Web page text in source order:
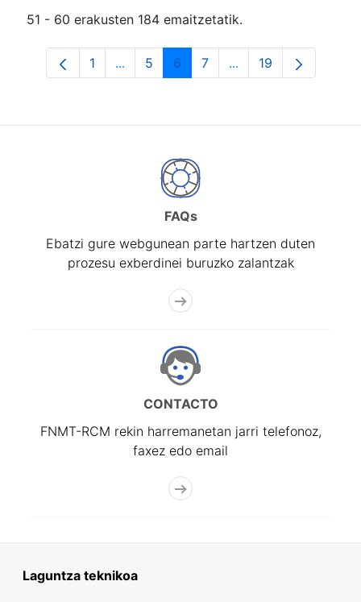
51 - 60 erakusten 184 emaitzetatik.
Orrialdea
1 ...Intermediate Pages Use TAB to
Orrialdea
5 Orrialdea
6 Orrialdea
7 ...Intermediate Pages
Orrialdea
19
FAQs
Ebatzi gure webgunean parte hartzen duten
prozesu exberdinei buruzko zalantzak
CONTACTO
FNMT-RCM rekin harremanetan jarri telefonoz,
faxez edo email
Laguntza teknikoa